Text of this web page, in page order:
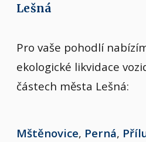
Lešná
Pro vaše pohodlí
ekologické likvidace
částech města Lešná:
Mštěnovice, Perná,